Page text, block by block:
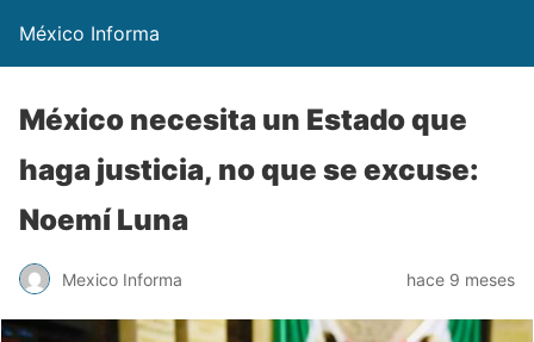
México Informa
México necesita un Estado que
haga justicia, no que se excuse:
Noemí Luna
Mexico Informa hace 9 meses